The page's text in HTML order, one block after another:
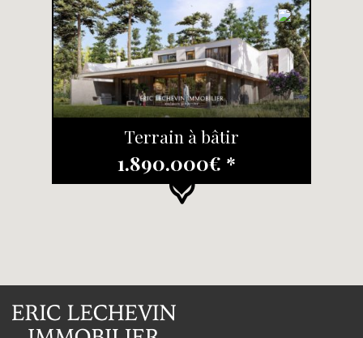
Terrain à bâtir
1.890.000€ *